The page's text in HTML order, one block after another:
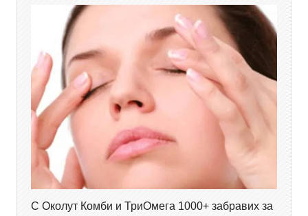
С Околут Комби и ТриОмега 1000+ забравих за